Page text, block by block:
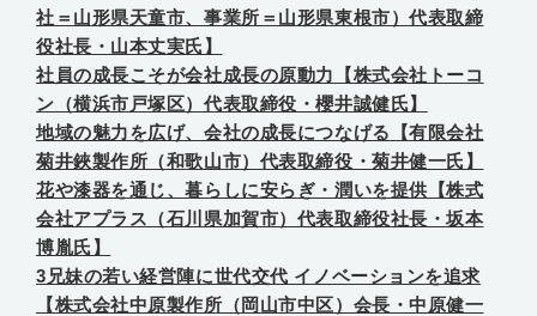
社＝山形県天童市、事業所＝山形県東根市）代表取締
役社長・山本丈実氏】
社員の成長こそが会社成長の原動力【株式会社トーコ
ン（横浜市戸塚区）代表取締役・櫻井誠健氏】
地域の魅力を広げ、会社の成長につなげる【有限会社
菊井鋏製作所（和歌山市）代表取締役・菊井健一氏】
花や漆器を通じ、暮らしに安らぎ・潤いを提供【株式
会社アプラス（石川県加賀市）代表取締役社長・坂本
博胤氏】
3兄妹の若い経営陣に世代交代 イノベーションを追求
【株式会社中原製作所（岡山市中区）会長・中原健一